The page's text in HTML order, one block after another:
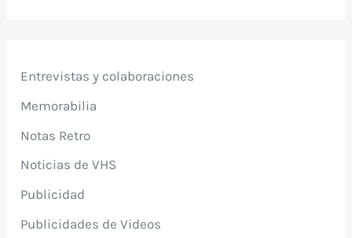
Entrevistas y colaboraciones
Memorabilia
Notas Retro
Noticias de VHS
Publicidad
Publicidades de Videos